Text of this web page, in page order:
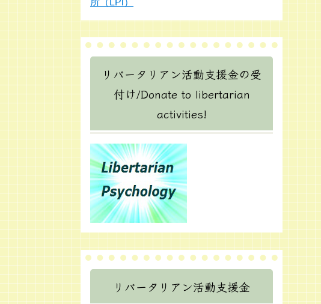
リバータリアン活動支援金の受
付け/Donate to libertarian
activities!
リバータリアン活動支援金